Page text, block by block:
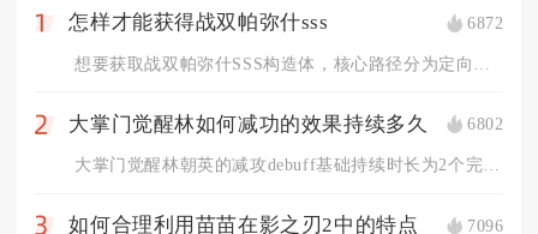
怎样才能获得战双帕弥什sss 6872
2 大掌门觉醒林如何减功的效果持续多久 6802
3 如何合理利用苗苗在影之刃2中的特点 7096